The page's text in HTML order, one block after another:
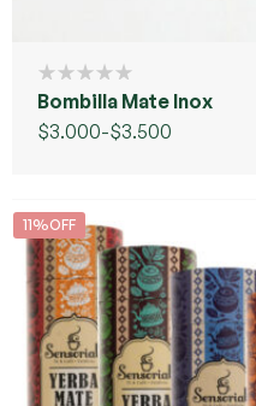
Bombilla Mate Inox
$3.000-$3.500
11%OFF